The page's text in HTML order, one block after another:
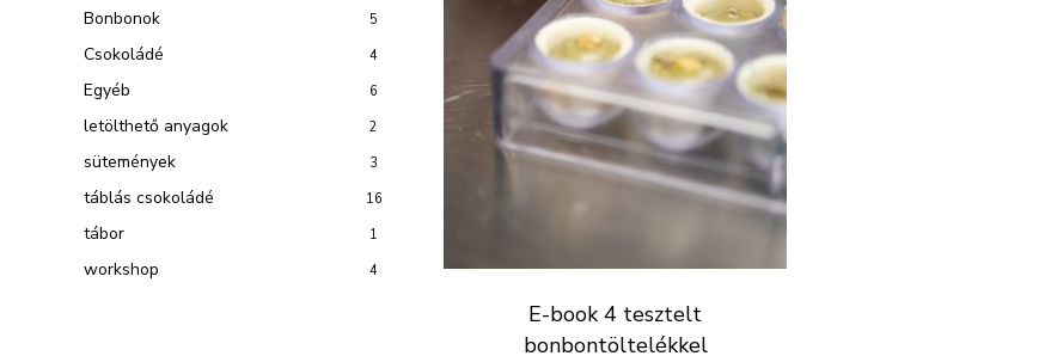
Bonbonok 5
Csokoládé 4
Egyéb 6
letölthető anyagok 2
sütemények 3
táblás csokoládé 16
tábor 1
workshop 4
E-book 4 tesztelt
bonbontöltelékkel